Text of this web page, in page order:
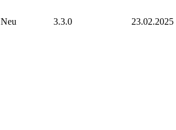
Neu 3.3.0 23.02.2025